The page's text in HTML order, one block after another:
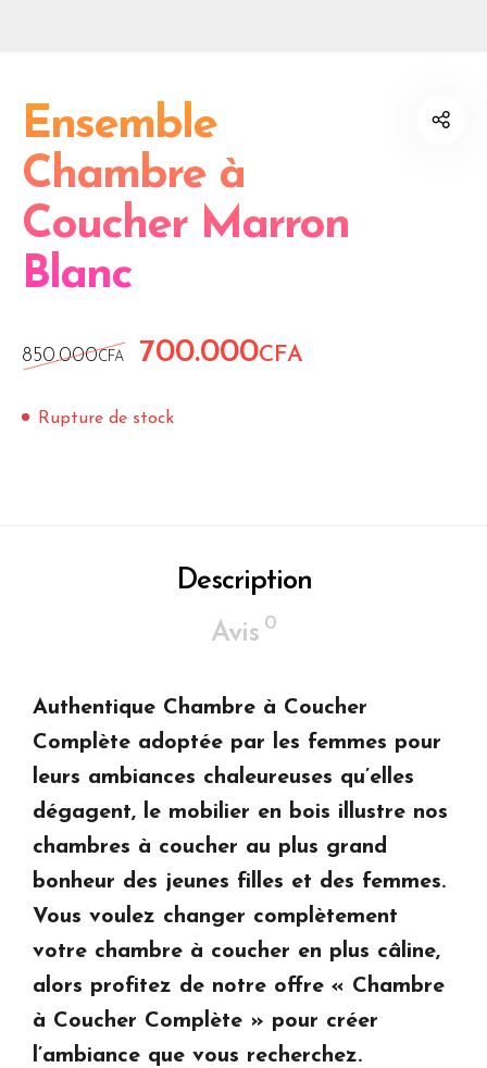
Ensemble
Chambre à
Coucher Marron
Blanc
850.000CFA Le prix initial était : 850.000CFA.
700.000CFA
Rupture de stock
Description
Avis 0
Authentique Chambre à Coucher
Complète adoptée par les femmes pour
leurs ambiances chaleureuses qu’elles
dégagent, le mobilier en bois illustre nos
chambres à coucher au plus grand
bonheur des jeunes filles et des femmes.
Vous voulez changer complètement
votre chambre à coucher en plus câline,
alors profitez de notre offre « Chambre
à Coucher Complète » pour créer
l’ambiance que vous recherchez.